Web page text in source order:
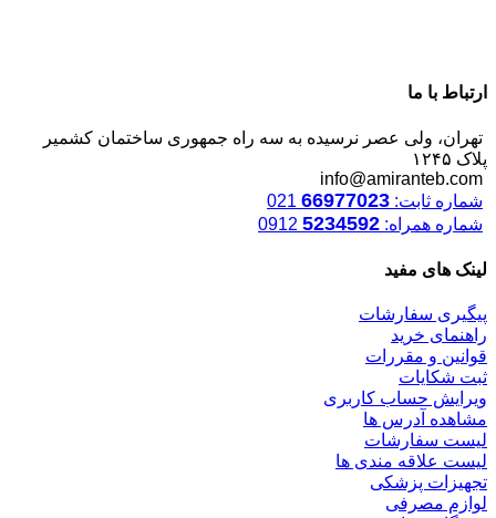
ارتباط با ما
تهران، ولی عصر نرسیده به سه راه جمهوری ساختمان کشمیر
پلاک ۱۲۴۵
info@amiranteb.com
شماره ثابت: 66977023
شماره همراه: 5234592
لینک های مفید
پیگیری سفارشات
راهنمای خرید
قوانین و مقررات
ثبت شکایات
ویرایش حساب کاربری
مشاهده آدرس ها
لیست سفارشات
لیست علاقه مندی ها
تجهیزات پزشکی
لوازم مصرفی